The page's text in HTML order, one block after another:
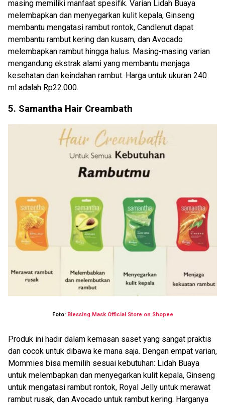
masing memiliki manfaat spesifik. Varian Lidah Buaya
melembapkan dan menyegarkan kulit kepala, Ginseng
membantu mengatasi rambut rontok, Candlenut dapat
membantu rambut kering dan kusam, dan Avocado
melembapkan rambut hingga halus. Masing-masing varian
mengandung ekstrak alami yang membantu menjaga
kesehatan dan keindahan rambut. Harga untuk ukuran 240
ml adalah Rp22.000.
5. Samantha Hair Creambath
Foto: Blessing Mask Official Store on Shopee
Produk ini hadir dalam kemasan saset yang sangat praktis
dan cocok untuk dibawa ke mana saja. Dengan empat varian,
Mommies bisa memilih sesuai kebutuhan: Lidah Buaya
untuk melembapkan dan menyegarkan kulit kepala, Ginseng
untuk mengatasi rambut rontok, Royal Jelly untuk merawat
rambut rusak, dan Avocado untuk rambut kering. Harganya